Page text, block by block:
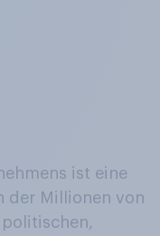
ist eine
der Millionen von
politischen,